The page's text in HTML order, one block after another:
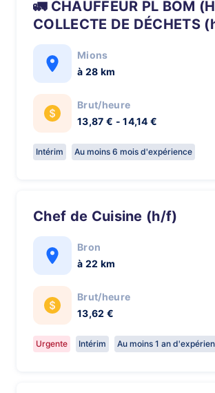
🚛 CHAUFFEUR PL BOM (H/F) –
COLLECTE DE DÉCHETS
Mions
à 28 km
Brut/heure
13,87 € - 14,14 €
Intérim Au moins 6 mois d'expérience
Chef de Cuisine (h/f)
Bron
à 22 km
Brut/heure
13,62 €
Urgente Intérim Au moins 1 an